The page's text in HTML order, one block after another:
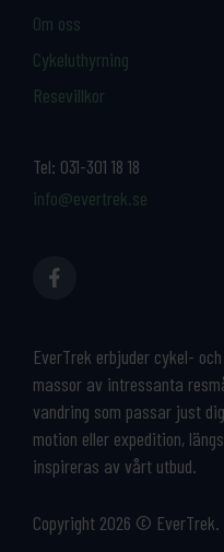
Tel: 031-301 18 18
info@evertrek.se
EverTrek erbjuder cykel-
massor av intressanta
vandring som passar just
motion eller expedition,
inspireras av vårt utbud.
Copyright 2026 © EverTrek.
Om oss
Cykeluthyrning
Resevillkor